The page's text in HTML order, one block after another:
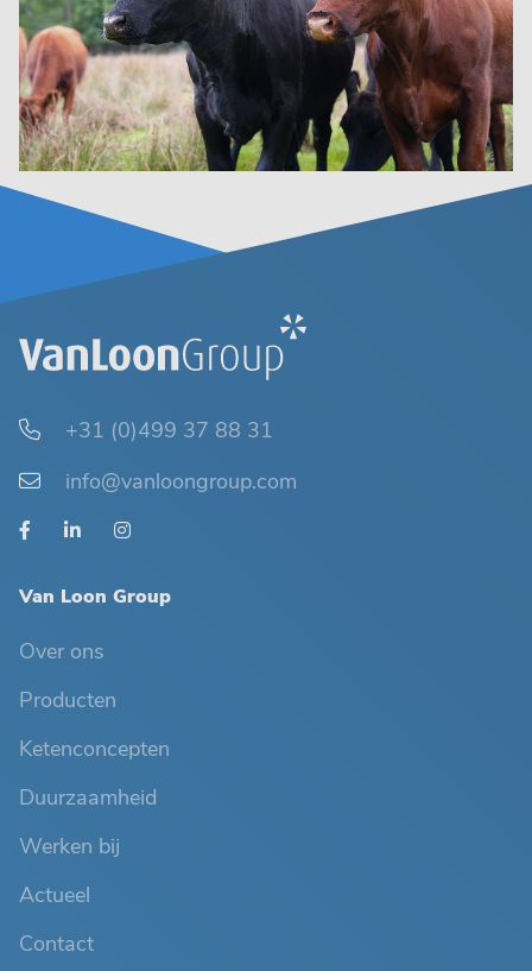
+31 (0)499 37 88 31
info@vanloongroup.com
Van Loon Group
Over ons
Producten
Ketenconcepten
Duurzaamheid
Werken bij
Actueel
Contact